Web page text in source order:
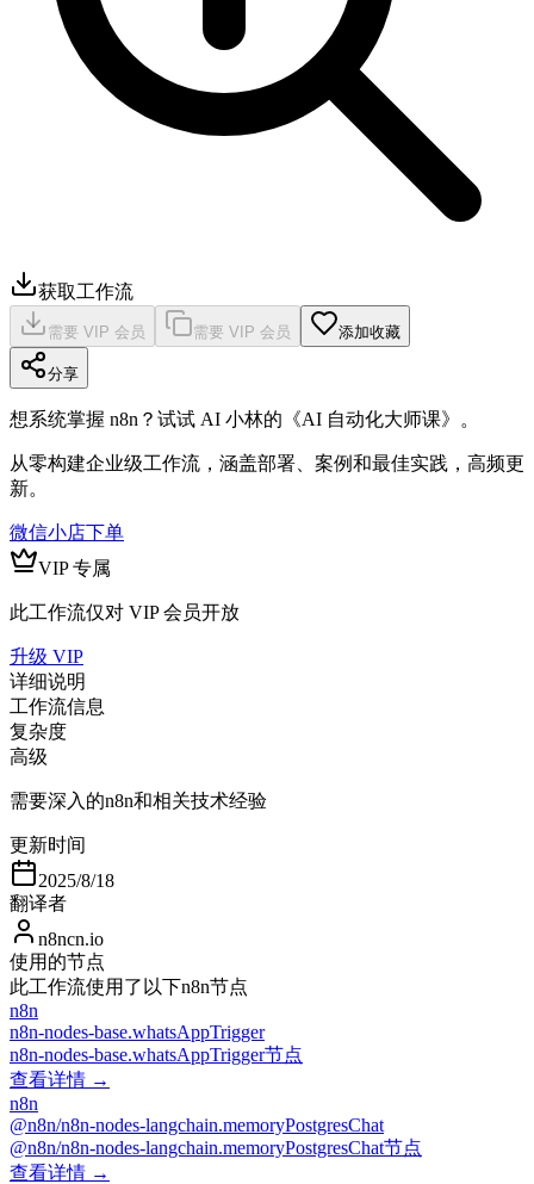
获取工作流
需要 VIP 会员 需要 VIP 会员 添加收藏
分享
想系统掌握 n8n？试试 AI 小林的《AI 自动化大师课》。
从零构建企业级工作流，涵盖部署、案例和最佳实践，高频更
新。
微信小店下单
VIP 专属
此工作流仅对 VIP 会员开放
升级 VIP
详细说明
工作流信息
复杂度
高级
需要深入的n8n和相关技术经验
更新时间
2025/8/18
翻译者
n8ncn.io
使用的节点
此工作流使用了以下n8n节点
n8n
n8n-nodes-base.whatsAppTrigger
n8n-nodes-base.whatsAppTrigger节点
查看详情 →
n8n
@n8n/n8n-nodes-langchain.memoryPostgresChat
@n8n/n8n-nodes-langchain.memoryPostgresChat节点
查看详情 →